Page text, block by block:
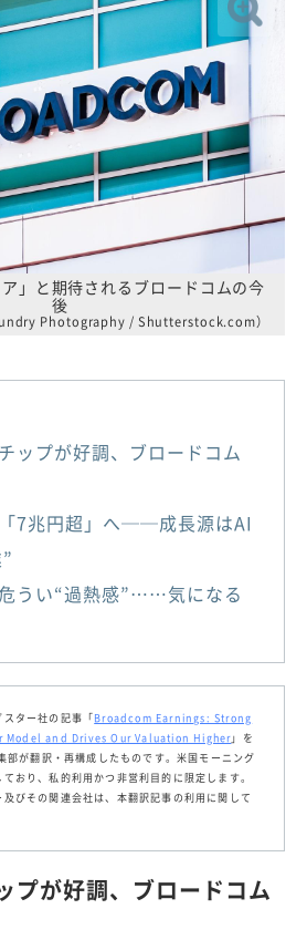
ア」と期待されるブロードコムの今
後
Photography / Shutterstock.com）
ップが好調、ブロードコム
7兆円超」へ──成長源はAI
うい“過熱感”……気になる
ター社の記事「Broadcom Earnings: Strong
Model and Drives Our Valuation Higher」を
が翻訳・再構成したものです。米国モーニング
おり、私的利用かつ非営利目的に限定します。
びその関連会社は、本翻訳記事の利用に関して
プが好調、ブロードコム